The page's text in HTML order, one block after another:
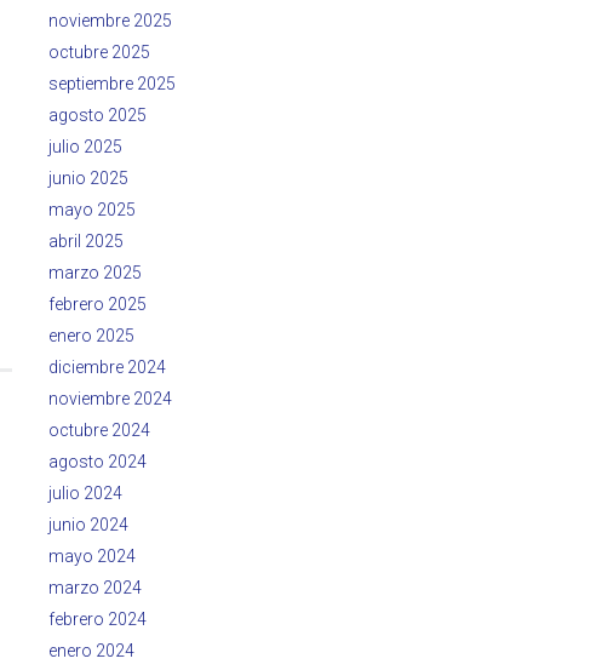
noviembre 2025
octubre 2025
septiembre 2025
agosto 2025
julio 2025
junio 2025
mayo 2025
abril 2025
marzo 2025
febrero 2025
enero 2025
diciembre 2024
noviembre 2024
octubre 2024
agosto 2024
julio 2024
junio 2024
mayo 2024
marzo 2024
febrero 2024
enero 2024